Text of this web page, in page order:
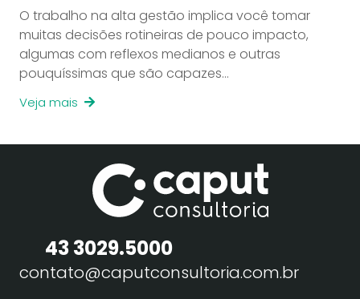
O trabalho na alta gestão implica você tomar
muitas decisões rotineiras de pouco impacto,
algumas com reflexos medianos e outras
pouquíssimas que são capazes…
Veja mais
43 3029.5000
contato@caputconsultoria.com.br